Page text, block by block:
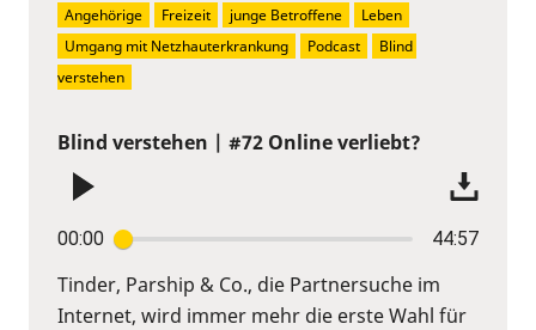
Blind verstehen | #72 Online verliebt?
00:00 44:57
Tinder, Parship & Co., die Partnersuche im
Internet, wird immer mehr die erste Wahl für
Angehörige Freizeit junge Betroffene
Leben
Umgang mit Netzhauterkrankung
Podcast
Blind
verstehen